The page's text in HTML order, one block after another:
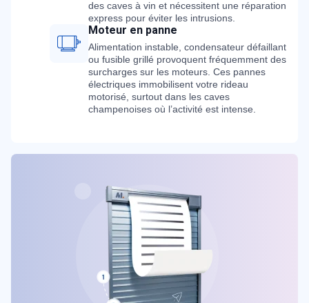
des caves à vin et nécessitent une réparation
express pour éviter les intrusions.
Moteur en panne
Alimentation instable, condensateur défaillant
ou fusible grillé provoquent fréquemment des
surcharges sur les moteurs. Ces pannes
électriques immobilisent votre rideau
motorisé, surtout dans les caves
champenoises où l’activité est intense.